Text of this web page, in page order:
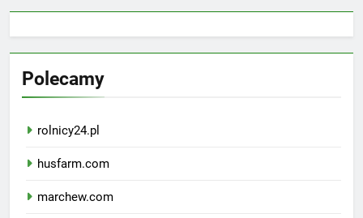
Polecamy
rolnicy24.pl
husfarm.com
marchew.com